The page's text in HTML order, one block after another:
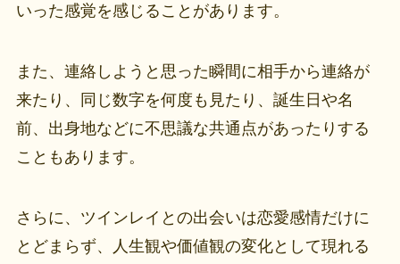
いった感覚を感じることがあります。
また、連絡しようと思った瞬間に相手から連絡が
来たり、同じ数字を何度も見たり、誕生日や名
前、出身地などに不思議な共通点があったりする
こともあります。
さらに、ツインレイとの出会いは恋愛感情だけに
とどまらず、人生観や価値観の変化として現れる